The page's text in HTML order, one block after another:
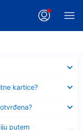
kartice?
putem